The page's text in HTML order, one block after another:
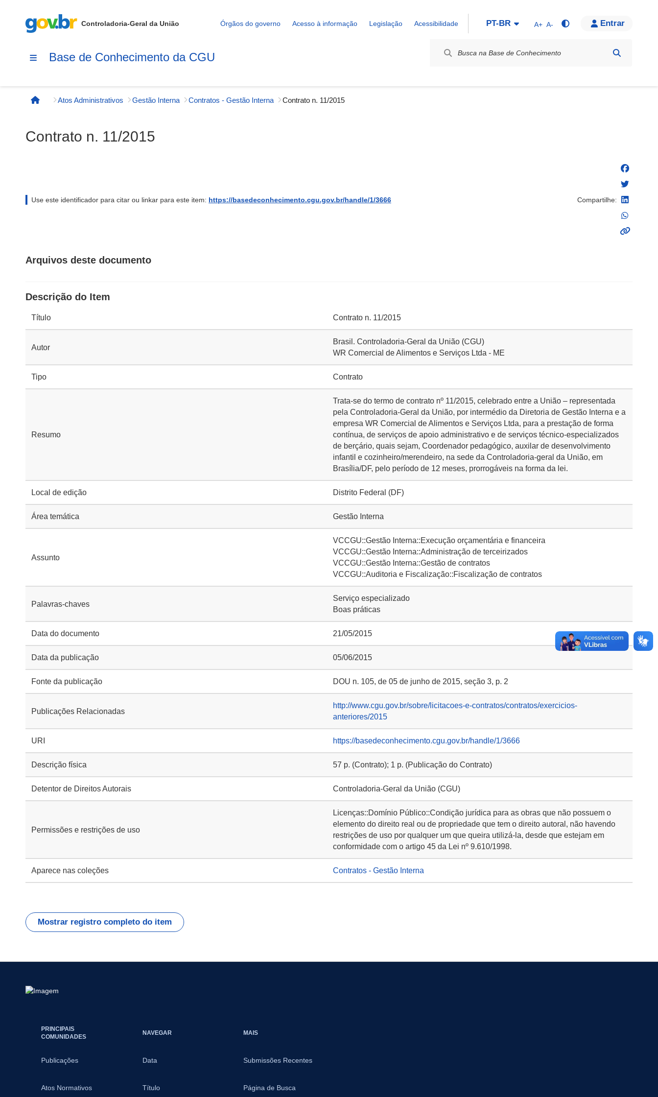
Controladoria-Geral da União Órgãos do governo Acesso à informação Legislação Acessibilidade PT-BR A+ A- Entrar
Base de Conhecimento da CGU
Página inicial
Atos Administrativos Gestão Interna Contratos - Gestão Interna Contrato n. 11/2015
Contrato n. 11/2015
Use este identificador para citar ou linkar para este item: https://basedeconhecimento.cgu.gov.br/handle/1/3666 Compartilhe:
Arquivos deste documento
Descrição do Item
Título Contrato n. 11/2015
Autor
Brasil. Controladoria-Geral da União (CGU)
WR Comercial de Alimentos e Serviços Ltda - ME
Tipo Contrato
Resumo
Trata-se do termo de contrato nº 11/2015, celebrado entre a União – representada
pela Controladoria-Geral da União, por intermédio da Diretoria de Gestão Interna e a
empresa WR Comercial de Alimentos e Serviços Ltda, para a prestação de forma
contínua, de serviços de apoio administrativo e de serviços técnico-especializados
de berçário, quais sejam, Coordenador pedagógico, auxilar de desenvolvimento
infantil e cozinheiro/merendeiro, na sede da Controladoria-geral da União, em
Brasília/DF, pelo período de 12 meses, prorrogáveis na forma da lei.
Local de edição Distrito Federal (DF)
Área temática Gestão Interna
Assunto
VCCGU::Gestão Interna::Execução orçamentária e financeira
VCCGU::Gestão Interna::Administração de terceirizados
VCCGU::Gestão Interna::Gestão de contratos
VCCGU::Auditoria e Fiscalização::Fiscalização de contratos
Palavras-chaves
Serviço especializado
Boas práticas
Data do documento 21/05/2015
Data da publicação 05/06/2015
Fonte da publicação DOU n. 105, de 05 de junho de 2015, seção 3, p. 2
Publicações Relacionadas
http://www.cgu.gov.br/sobre/licitacoes-e-contratos/contratos/exercicios-
anteriores/2015
URI https://basedeconhecimento.cgu.gov.br/handle/1/3666
Descrição física 57 p. (Contrato); 1 p. (Publicação do Contrato)
Detentor de Direitos Autorais Controladoria-Geral da União (CGU)
Permissões e restrições de uso
Licenças::Domínio Público::Condição jurídica para as obras que não possuem o
elemento do direito real ou de propriedade que tem o direito autoral, não havendo
restrições de uso por qualquer um que queira utilizá-la, desde que estejam em
conformidade com o artigo 45 da Lei nº 9.610/1998.
Aparece nas coleções Contratos - Gestão Interna
Mostrar registro completo do item
PRINCIPAIS
COMUNIDADES
Publicações
Atos Normativos
NAVEGAR
Data
Título
MAIS
Submissões Recentes
Página de Busca